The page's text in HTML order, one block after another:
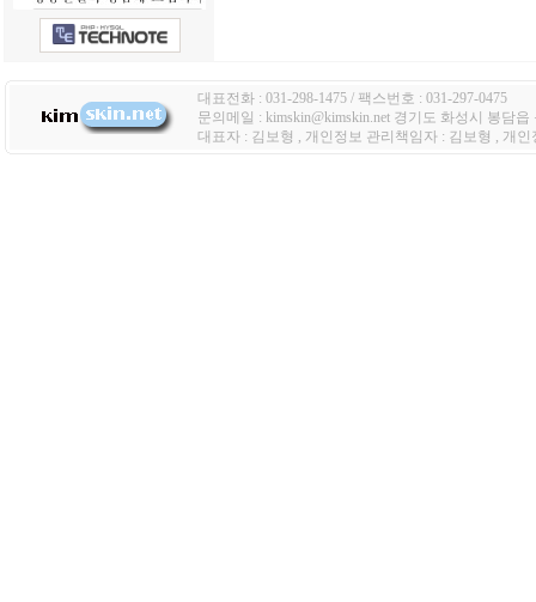
대표전화 : 031-298-1475 / 팩스번호 : 031-297-0475
문의메일 : kimskin@kimskin.net 경기도 화성시 봉담
대표자 : 김보형 , 개인정보 관리책임자 : 김보형 , 개